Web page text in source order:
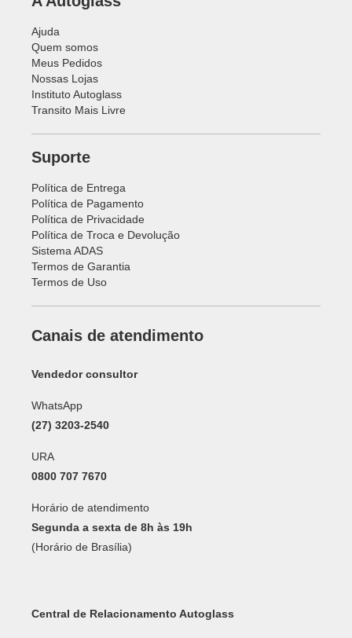
Ajuda
Quem somos
Meus Pedidos
Nossas Lojas
Instituto Autoglass
Transito Mais Livre
Suporte
Política de Entrega
Política de Pagamento
Política de Privacidade
Política de Troca e Devolução
Sistema ADAS
Termos de Garantia
Termos de Uso
Canais de atendimento
Vendedor consultor
WhatsApp
(27) 3203-2540
URA
0800 707 7670
Horário de atendimento
Segunda a sexta de 8h às 19h
(Horário de Brasília)
Central de Relacionamento Autoglass